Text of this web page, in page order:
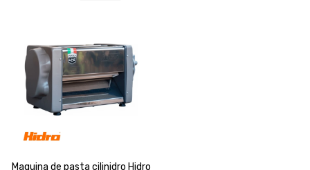
Maquina de pasta cilinidro Hidro